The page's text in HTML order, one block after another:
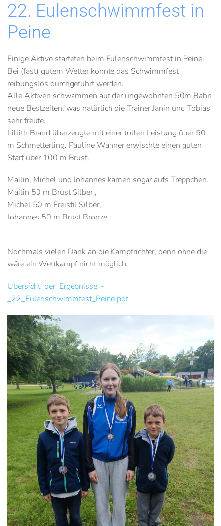
22. Eulenschwimmfest in
Peine
Einige Aktive starteten beim Eulenschwimmfest in Peine.
Bei (fast) gutem Wetter konnte das Schwimmfest
reibungslos durchgeführt werden.
Alle Aktiven schwammen auf der ungewohnten 50m Bahn
neue Bestzeiten, was natürlich die Trainer Janin und Tobias
sehr freute.
Lillith Brand überzeugte mit einer tollen Leistung über 50
m Schmetterling. Pauline Wanner erwischte einen guten
Start über 100 m Brust.
Mailin, Michel und Johannes kamen sogar aufs Treppchen.
Mailin 50 m Brust Silber ,
Michel 50 m Freistil Silber,
Johannes 50 m Brust Bronze.
Nochmals vielen Dank an die Kampfrichter, denn ohne die
wäre ein Wettkampf nicht möglich.
Übersicht_der_Ergebnisse_-
_22_Eulenschwimmfest_Peine.pdf